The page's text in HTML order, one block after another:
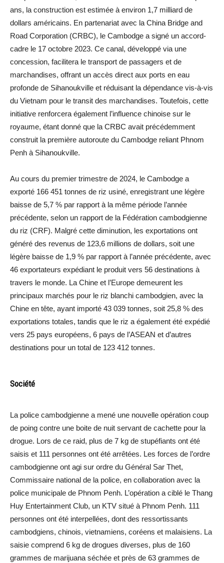
ans, la construction est estimée à environ 1,7 milliard de
dollars américains. En partenariat avec la China Bridge and
Road Corporation (CRBC), le Cambodge a signé un accord-
cadre le 17 octobre 2023. Ce canal, développé via une
concession, facilitera le transport de passagers et de
marchandises, offrant un accès direct aux ports en eau
profonde de Sihanoukville et réduisant la dépendance vis-à-vis
du Vietnam pour le transit des marchandises. Toutefois, cette
initiative renforcera également l’influence chinoise sur le
royaume, étant donné que la CRBC avait précédemment
construit la première autoroute du Cambodge reliant Phnom
Penh à Sihanoukville.
Au cours du premier trimestre de 2024, le Cambodge a
exporté 166 451 tonnes de riz usiné, enregistrant une légère
baisse de 5,7 % par rapport à la même période l’année
précédente, selon un rapport de la Fédération cambodgienne
du riz (CRF). Malgré cette diminution, les exportations ont
généré des revenus de 123,6 millions de dollars, soit une
légère baisse de 1,9 % par rapport à l’année précédente, avec
46 exportateurs expédiant le produit vers 56 destinations à
travers le monde. La Chine et l’Europe demeurent les
principaux marchés pour le riz blanchi cambodgien, avec la
Chine en tête, ayant importé 43 039 tonnes, soit 25,8 % des
exportations totales, tandis que le riz a également été expédié
vers 25 pays européens, 6 pays de l’ASEAN et d’autres
destinations pour un total de 123 412 tonnes.
Société
La police cambodgienne a mené une nouvelle opération coup
de poing contre une boite de nuit servant de cachette pour la
drogue. Lors de ce raid, plus de 7 kg de stupéfiants ont été
saisis et 111 personnes ont été arrêtées. Les forces de l’ordre
cambodgienne ont agi sur ordre du Général Sar Thet,
Commissaire national de la police, en collaboration avec la
police municipale de Phnom Penh. L’opération a ciblé le Thang
Huy Entertainment Club, un KTV situé à Phnom Penh. 111
personnes ont été interpellées, dont des ressortissants
cambodgiens, chinois, vietnamiens, coréens et malaisiens. La
saisie comprend 6 kg de drogues diverses, plus de 160
grammes de marijuana séchée et près de 63 grammes de